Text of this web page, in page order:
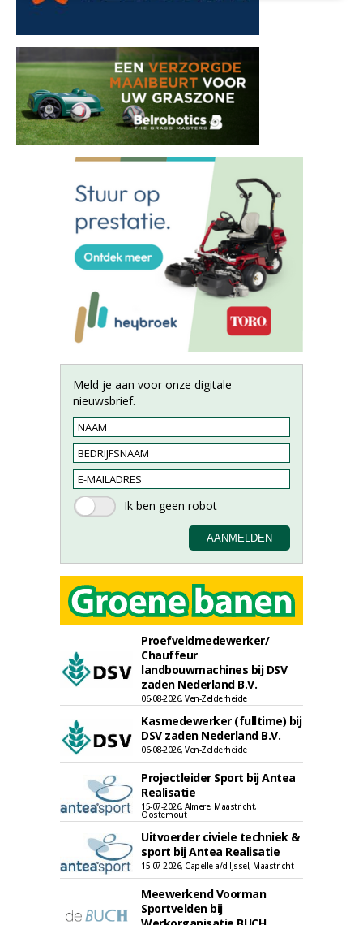
Meld je aan voor onze digitale
nieuwsbrief.
Proefveldmedewerker/
Chauffeur
landbouwmachines bij DSV
zaden Nederland B.V.
06-08-2026, Ven-Zelderheide
Kasmedewerker (fulltime) bij
DSV zaden Nederland B.V.
06-08-2026, Ven-Zelderheide
Projectleider Sport bij Antea
Realisatie
15-07-2026, Almere, Maastricht,
Oosterhout
Uitvoerder civiele techniek &
sport bij Antea Realisatie
15-07-2026, Capelle a/d IJssel, Maastricht
Meewerkend Voorman
Sportvelden bij